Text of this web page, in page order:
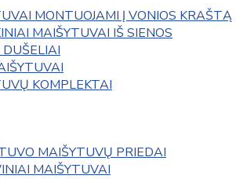
MONTUOJAMI Į VONIOS KRAŠTĄ
MAIŠYTUVAI IŠ SIENOS
KOMPLEKTAI
MAIŠYTUVŲ PRIEDAI
MAIŠYTUVAI